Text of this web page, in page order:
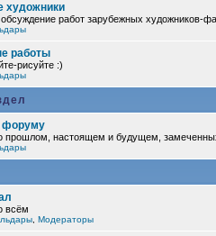
художники
работ зарубежных художников-
работы
рисуйте :)
форуму
прошлом, настоящем и будущем,
всём
Модераторы